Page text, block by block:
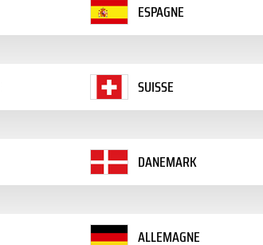
ESPAGNE
SUISSE
DANEMARK
ALLEMAGNE